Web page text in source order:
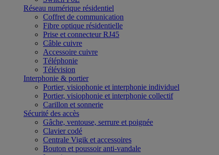
Réseau numérique résidentiel
Coffret de communication
Fibre optique résidentielle
Prise et connecteur RJ45
Câble cuivre
Accessoire cuivre
Téléphonie
Télévision
Interphonie & portier
Portier, visiophonie et interphonie individuel
Portier, visiophonie et interphonie collectif
Carillon et sonnerie
Sécurité des accès
Gâche, ventouse, serrure et poignée
Clavier codé
Centrale Vigik et accessoires
Bouton et poussoir anti-vandale